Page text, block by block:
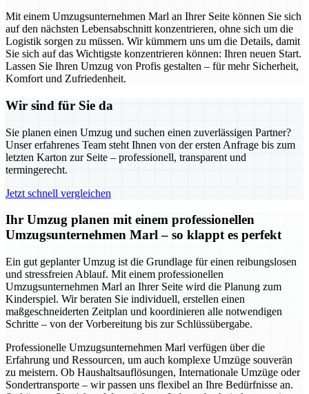
Mit einem Umzugsunternehmen Marl an Ihrer Seite können Sie sich
auf den nächsten Lebensabschnitt konzentrieren, ohne sich um die
Logistik sorgen zu müssen. Wir kümmern uns um die Details, damit
Sie sich auf das Wichtigste konzentrieren können: Ihren neuen Start.
Lassen Sie Ihren Umzug von Profis gestalten – für mehr Sicherheit,
Komfort und Zufriedenheit.
Wir sind für Sie da
Sie planen einen Umzug und suchen einen zuverlässigen Partner?
Unser erfahrenes Team steht Ihnen von der ersten Anfrage bis zum
letzten Karton zur Seite – professionell, transparent und
termingerecht.
Jetzt schnell vergleichen
Ihr Umzug planen mit einem professionellen
Umzugsunternehmen Marl – so klappt es perfekt
Ein gut geplanter Umzug ist die Grundlage für einen reibungslosen
und stressfreien Ablauf. Mit einem professionellen
Umzugsunternehmen Marl an Ihrer Seite wird die Planung zum
Kinderspiel. Wir beraten Sie individuell, erstellen einen
maßgeschneiderten Zeitplan und koordinieren alle notwendigen
Schritte – von der Vorbereitung bis zur Schlüssübergabe.
Professionelle Umzugsunternehmen Marl verfügen über die
Erfahrung und Ressourcen, um auch komplexe Umzüge souverän
zu meistern. Ob Haushaltsauflösungen, Internationale Umzüge oder
Sondertransporte – wir passen uns flexibel an Ihre Bedürfnisse an.